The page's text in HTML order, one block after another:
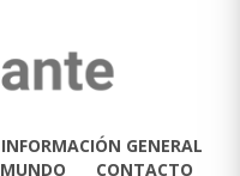
INFORMACIÓN GENERAL
MUNDO CONTACTO